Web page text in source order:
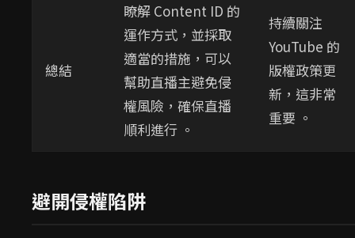
總結
瞭解 Content ID 的
運作方式，並採取
適當的措施，可以
幫助直播主避免侵
權風險，確保直播
順利進行 。
持續關注
YouTube 的
版權政策更
新，這非常
重要 。
避開侵權陷阱